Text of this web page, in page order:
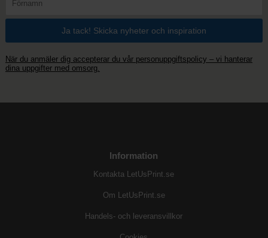
När du anmäler dig accepterar du vår personuppgiftspolicy – vi hanterar
dina uppgifter med omsorg.
Information
Kontakta LetUsPrint.se
Om LetUsPrint.se
Handels- och leveransvillkor